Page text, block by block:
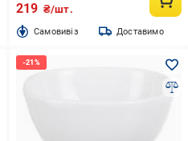
219 ₴/шт.
Cамовивіз Доставимо